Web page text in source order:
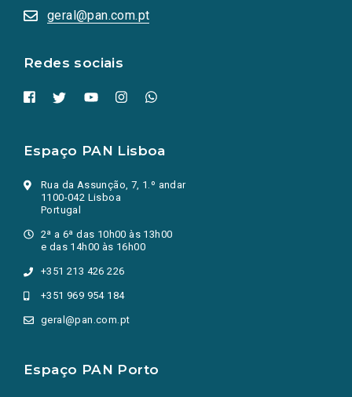
geral@pan.com.pt
Redes sociais
numa
nova
Espaço PAN Lisboa
Rua da Assunção, 7, 1.º andar
1100-042 Lisboa
Portugal
2ª a 6ª das 10h00 às 13h00
e das 14h00 às 16h00
+351 213 426 226
+351 969 954 184
geral@pan.com.pt
Espaço PAN Porto